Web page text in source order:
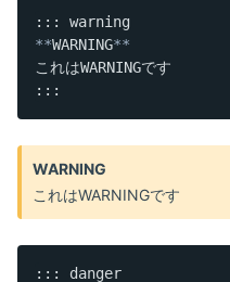
**WARNING**
これはWARNINGです
WARNING
これはWARNINGです